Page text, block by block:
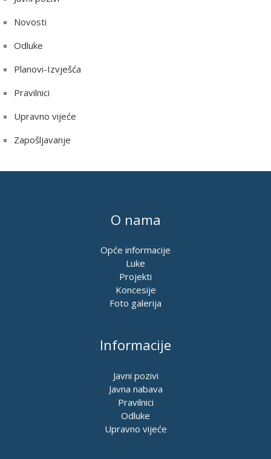
Novosti
Odluke
Planovi-Izvješća
Pravilnici
Upravno vijeće
Zapošljavanje
O nama
Opće informacije
Luke
Projekti
Koncesije
Foto galerija
Informacije
Javni pozivi
Javna nabava
Pravilnici
Odluke
Upravno vijeće